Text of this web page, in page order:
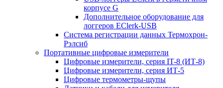
корпусе G
Дополнительное оборудование для
логгеров EClerk-USB
Система регистрации данных Термохрон-
Рэлсиб
Портативные цифровые измерители
Цифровые измерители, серия IT-8 (ИТ-8)
Цифровые измерители, серия ИТ-5
Цифровые термометры-щупы